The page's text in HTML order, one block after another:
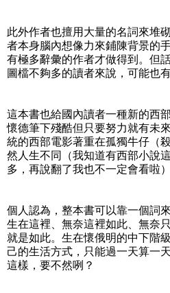
此外作者也擅用大量的名詞來堆
者本身腦內想像力來鋪陳背景的
有極多辭彙的作者才做得到。但
圖檔不夠多的讀者來說，可能也
這本書也給國內讀者一種新的西
懷德筆下殘酷但只要努力就有未
統的西部電影著重在孤獨牛仔（
然人生不同（我知道有西部小說
多，再說翻了我也不一定會看啦）
個人認為，整本書可以靠一個詞
生在這裡、無奈這裡如此、無奈
就是如此。生在懷俄明的中下階
己的生活方式，只能過一天算一
這樣，要不然咧？